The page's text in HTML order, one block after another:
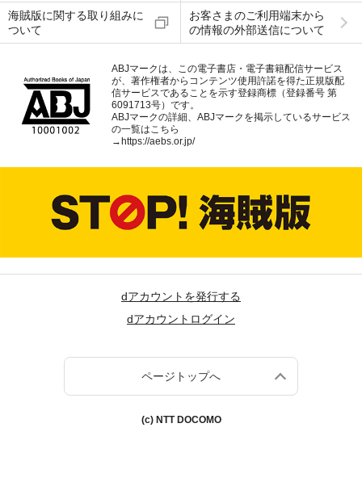
海賊版に関する取り組みに
ついて
お客さまのご利用端末から
の情報の外部送信について
ABJマークは、この電子書店・電子書籍配信サービス
が、著作権者からコンテンツ使用許諾を得た正規版配
信サービスであることを示す登録商標（登録番号 第
6091713号）です。
ABJマークの詳細、ABJマークを掲示しているサービス
の一覧はこちら
→ https://aebs.or.jp/
dアカウントを発行する
dアカウントログイン
ページトップへ
(c) NTT DOCOMO